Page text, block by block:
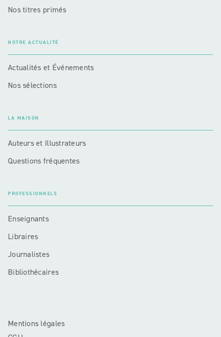
Nos titres primés
NOTRE ACTUALITÉ
Actualités et Événements
Nos sélections
LA MAISON
Auteurs et Illustrateurs
Questions fréquentes
PROFESSIONNELS
Enseignants
Libraires
Journalistes
Bibliothécaires
Mentions légales